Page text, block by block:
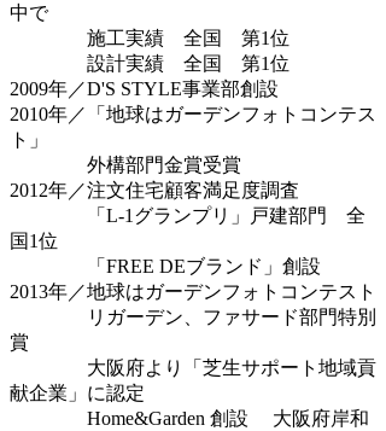
中で
施工実績 全国 第1位
設計実績 全国 第1位
2009年／D'S STYLE事業部創設
2010年／「地球はガーデンフォトコンテス
ト」
外構部門金賞受賞
2012年／注文住宅顧客満足度調査
「L-1グランプリ」戸建部門 全
国1位
「FREE DEブランド」創設
2013年／地球はガーデンフォトコンテスト
リガーデン、ファサード部門特別
賞
大阪府より「芝生サポート地域貢
献企業」に認定
Home&Garden 創設 大阪府岸和